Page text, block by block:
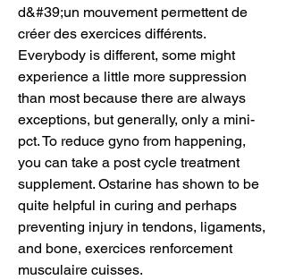
d&#39;un mouvement permettent de
créer des exercices différents.
Everybody is different, some might
experience a little more suppression
than most because there are always
exceptions, but generally, only a mini-
pct. To reduce gyno from happening,
you can take a post cycle treatment
supplement. Ostarine has shown to be
quite helpful in curing and perhaps
preventing injury in tendons, ligaments,
and bone, exercices renforcement
musculaire cuisses.